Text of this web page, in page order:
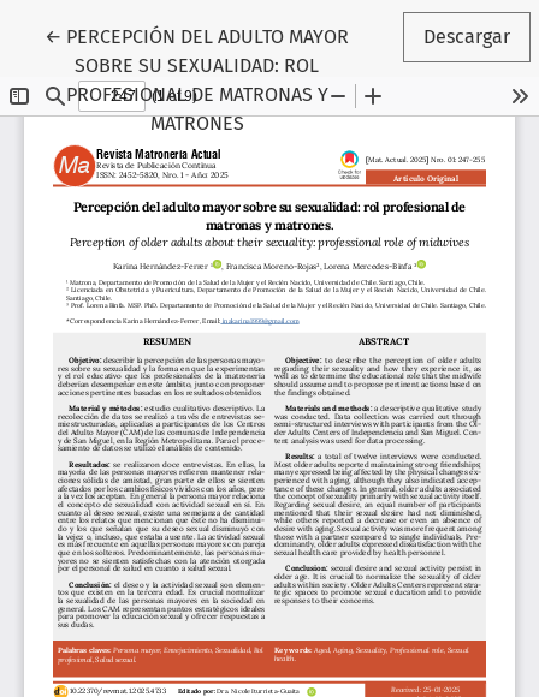
← Volver a los detalles del artículo
PERCEPCIÓN DEL ADULTO MAYOR
SOBRE SU SEXUALIDAD: ROL
PROFESIONAL DE MATRONAS Y
MATRONES
Descargar